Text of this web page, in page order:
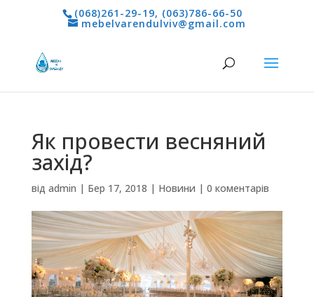
(068)261-29-19, (063)786-66-50
mebelvarendulviv@gmail.com
Як провести весняний
захід?
від admin | Бер 17, 2018 | Новини | 0 коментарів